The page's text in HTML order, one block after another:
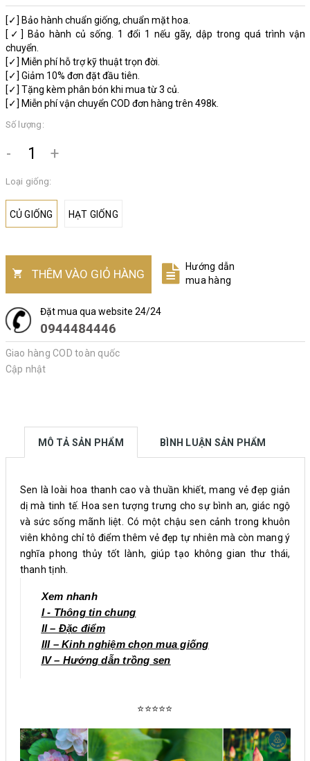
[✓] Bảo hành chuẩn giống, chuẩn mặt hoa.
[✓] Bảo hành củ sống. 1 đổi 1 nếu gãy, dập trong quá trình vận
chuyển.
[✓] Miễn phí hỗ trợ kỹ thuật trọn đời.
[✓] Giảm 10% đơn đặt đầu tiên.
[✓] Tặng kèm phân bón khi mua từ 3 củ.
[✓] Miễn phí vận chuyển COD đơn hàng trên 498k.
Số lượng:
- +
Loại giống:
CỦ GIỐNG HẠT GIỐNG
THÊM VÀO GIỎ HÀNG
Hướng dẫn
mua hàng
Đặt mua qua website 24/24
0944484446
Giao hàng COD toàn quốc
Cập nhật
MÔ TẢ SẢN PHẨM BÌNH LUẬN SẢN PHẨM
Sen là loài hoa thanh cao và thuần khiết, mang vẻ đẹp giản
dị mà tinh tế. Hoa sen tượng trưng cho sự bình an, giác ngộ
và sức sống mãnh liệt. Có một chậu sen cảnh trong khuôn
viên không chỉ tô điểm thêm vẻ đẹp tự nhiên mà còn mang ý
nghĩa phong thủy tốt lành, giúp tạo không gian thư thái,
thanh tịnh.
Xem nhanh
I - Thông tin chung
II – Đặc điểm
III – Kinh nghiệm chọn mua giống
IV – Hướng dẫn trồng sen
⭐⭐⭐⭐⭐